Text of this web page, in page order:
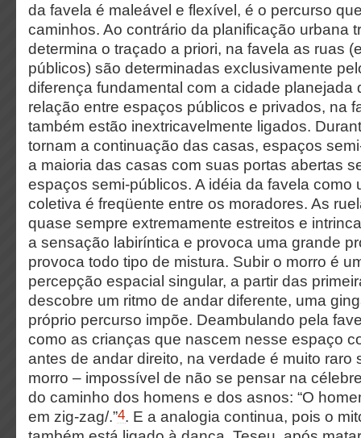
da favela é maleável e flexível, é o percurso
caminhos. Ao contrário da planificação urbana
determina o traçado a priori, na favela as ruas
públicos) são determinadas exclusivamente
diferença fundamental com a cidade planejada
relação entre espaços públicos e privados, na
também estão inextricavelmente ligados.
tornam a continuação das casas, espaços
a maioria das casas com suas portas abertas
espaços semi-públicos. A idéia da favela como
coletiva é freqüente entre os moradores. As
quase sempre extremamente estreitos e
a sensação labiríntica e provoca uma grande
provoca todo tipo de mistura. Subir o morro é
percepção espacial singular, a partir das
descobre um ritmo de andar diferente, uma
próprio percurso impõe. Deambulando pela
como as crianças que nascem nesse espaço
antes de andar direito, na verdade é muito raro
morro – impossível de não se pensar na
do caminho dos homens e dos asnos: “O
em zig-zag/.”4. E a analogia continua, pois o